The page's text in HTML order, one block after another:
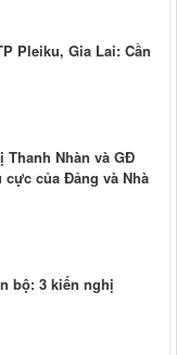
Pleiku, Gia Lai: Cần
Thanh Nhàn và GĐ
của Đảng và Nhà
bộ: 3 kiến nghị